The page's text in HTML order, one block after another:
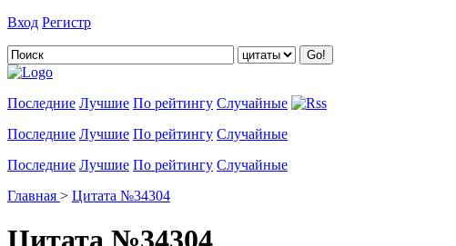
Вход Регистр
Последние Лучшие По рейтингу Случайные
Последние Лучшие По рейтингу Случайные
Последние Лучшие По рейтингу Случайные
Главная > Цитата №34304